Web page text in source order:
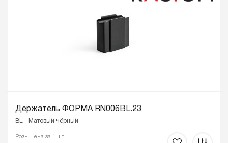
Держатель ФОРМА RN006BL.23
BL - Матовый чёрный
Розн. цена за 1 шт